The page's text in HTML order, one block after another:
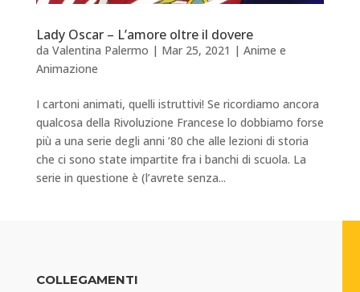
Lady Oscar – L’amore oltre il dovere
da Valentina Palermo | Mar 25, 2021 | Anime e
Animazione
I cartoni animati, quelli istruttivi! Se ricordiamo ancora
qualcosa della Rivoluzione Francese lo dobbiamo forse
più a una serie degli anni ’80 che alle lezioni di storia
che ci sono state impartite fra i banchi di scuola. La
serie in questione è (l’avrete senza...
COLLEGAMENTI